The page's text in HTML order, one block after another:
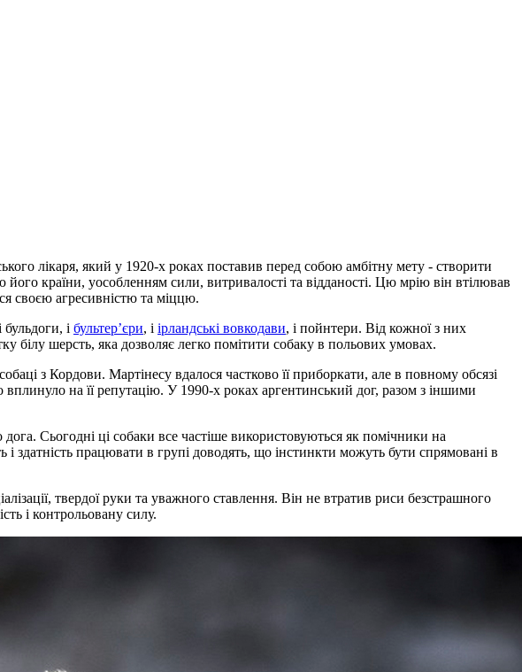
лікаря, який у 1920-х роках поставив перед собою амбітну мету - створити
країни, уособленням сили, витривалості та відданості. Цю мрію він втілював
своєю агресивністю та міццю.
і бультер’єри, і ірландські вовкодави, і пойнтери. Від кожної з них
білу шерсть, яка дозволяє легко помітити собаку в польових умовах.
з Кордови. Мартінесу вдалося частково її приборкати, але в повному обсязі
на її репутацію. У 1990-х роках аргентинський дог, разом з іншими
Сьогодні ці собаки все частіше використовуються як помічники на
здатність працювати в групі доводять, що інстинкти можуть бути спрямовані в
твердої руки та уважного ставлення. Він не втратив риси безстрашного
і контрольовану силу.